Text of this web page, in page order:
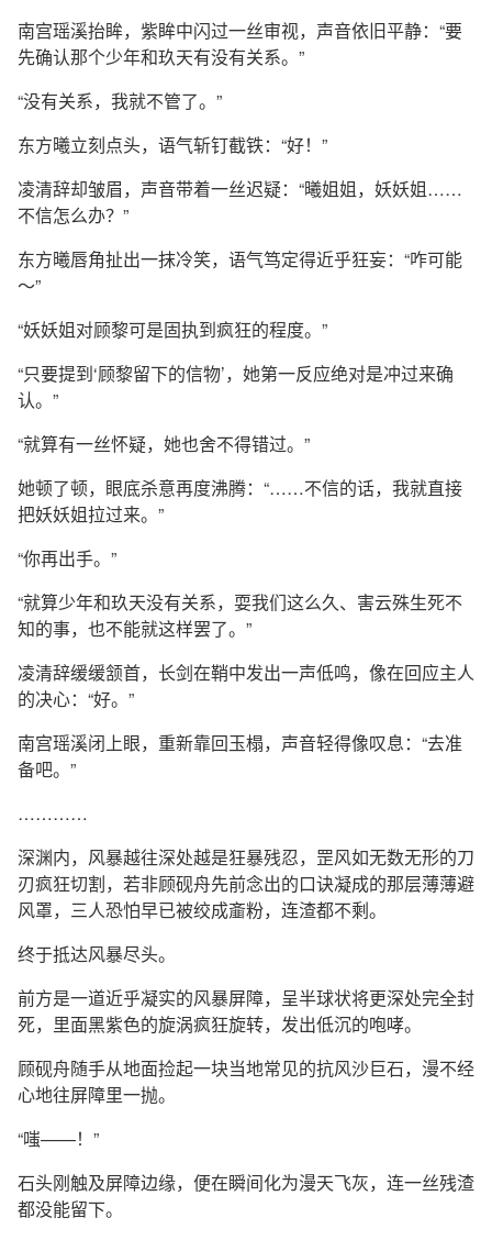
南宫瑶溪抬眸，紫眸中闪过一丝审视，声音依旧平静：“要
先确认那个少年和玖天有没有关系。”
“没有关系，我就不管了。”
东方曦立刻点头，语气斩钉截铁：“好！”
凌清辞却皱眉，声音带着一丝迟疑：“曦姐姐，妖妖姐……
不信怎么办？”
东方曦唇角扯出一抹冷笑，语气笃定得近乎狂妄：“咋可能
～”
“妖妖姐对顾黎可是固执到疯狂的程度。”
“只要提到‘顾黎留下的信物’，她第一反应绝对是冲过来确
认。”
“就算有一丝怀疑，她也舍不得错过。”
她顿了顿，眼底杀意再度沸腾：“……不信的话，我就直接
把妖妖姐拉过来。”
“你再出手。”
“就算少年和玖天没有关系，耍我们这么久、害云殊生死不
知的事，也不能就这样罢了。”
凌清辞缓缓颔首，长剑在鞘中发出一声低鸣，像在回应主人
的决心：“好。”
南宫瑶溪闭上眼，重新靠回玉榻，声音轻得像叹息：“去准
备吧。”
…………
深渊内，风暴越往深处越是狂暴残忍，罡风如无数无形的刀
刃疯狂切割，若非顾砚舟先前念出的口诀凝成的那层薄薄避
风罩，三人恐怕早已被绞成齑粉，连渣都不剩。
终于抵达风暴尽头。
前方是一道近乎凝实的风暴屏障，呈半球状将更深处完全封
死，里面黑紫色的旋涡疯狂旋转，发出低沉的咆哮。
顾砚舟随手从地面捡起一块当地常见的抗风沙巨石，漫不经
心地往屏障里一抛。
“嗤——！”
石头刚触及屏障边缘，便在瞬间化为漫天飞灰，连一丝残渣
都没能留下。